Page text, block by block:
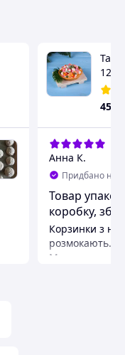
120
45
Анна К.
Придбано на
Товар
коробку,
Корзинки з
розмокають.
Мають